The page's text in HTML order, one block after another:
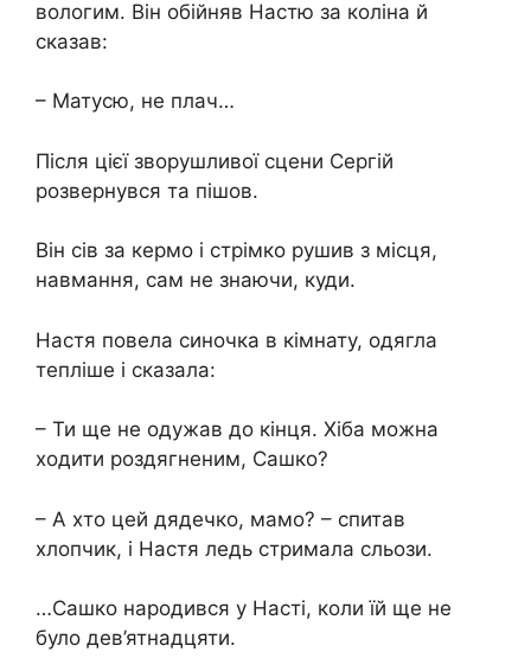
вологим. Він обійняв Настю за коліна й
сказав:
– Матусю, не плач…
Після цієї зворушливої сцени Сергій
розвернувся та пішов.
Він сів за кермо і стрімко рушив з місця,
навмання, сам не знаючи, куди.
Настя повела синочка в кімнату, одягла
тепліше і сказала:
– Ти ще не одужав до кінця. Хіба можна
ходити роздягненим, Сашко?
– А хто цей дядечко, мамо? – спитав
хлопчик, і Настя ледь стримала сльози.
…Сашко народився у Насті, коли їй ще не
було дев’ятнадцяти.